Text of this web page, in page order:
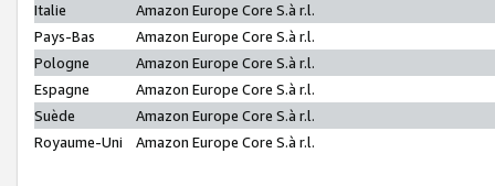
Italie
Amazon Europe Core S.à r.l.
Pays-Bas
Amazon Europe Core S.à r.l.
Pologne
Amazon Europe Core S.à r.l.
Espagne
Amazon Europe Core S.à r.l.
Suède
Amazon Europe Core S.à r.l.
Royaume-Uni
Amazon Europe Core S.à r.l.